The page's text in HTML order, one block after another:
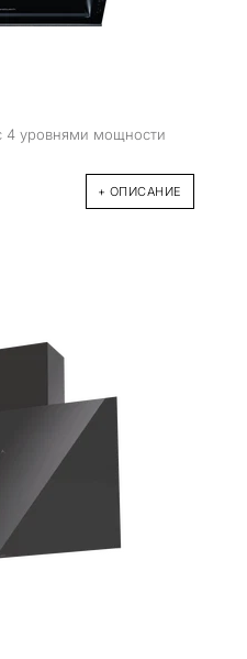
4 уровнями мощности
+ ОПИСАНИЕ